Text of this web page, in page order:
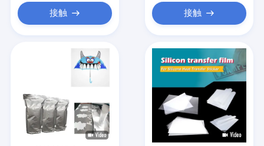
品質管理
紫外線印刷材料
DTF印刷材料
スクリーンオフセット印刷粉末
接触 接触